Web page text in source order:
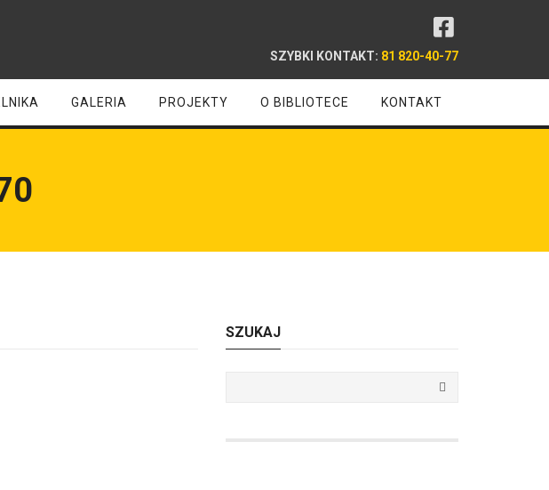
SZYBKI KONTAKT: 81 820-40-77
GALERIA PROJEKTY O BIBLIOTECE KONTAKT
SZUKAJ